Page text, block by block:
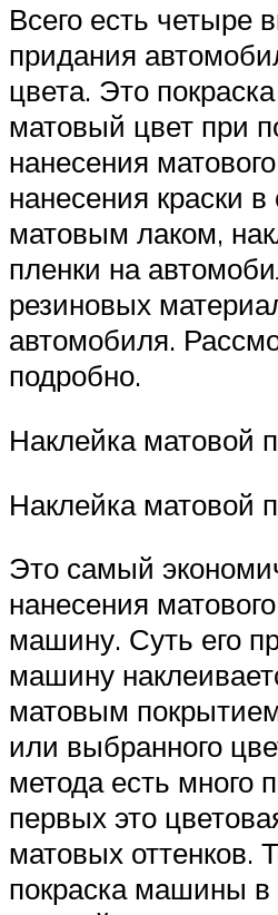
Всего есть четыре
придания
цвета. Это
матовый цвет при
нанесения
нанесения краски
матовым лаком,
пленки на
резиновых
автомобиля.
подробно.
Наклейка матовой
Наклейка матовой
Это самый
нанесения
машину. Суть его
машину
матовым
или выбранного
метода есть много
первых это
матовых оттенков.
покраска машины